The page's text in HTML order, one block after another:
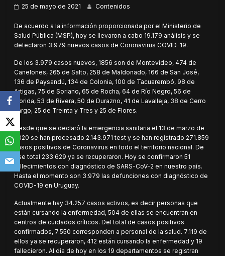
25 de mayo de 2021 Contenidos
De acuerdo a la información proporcionada por el Ministerio de
Salud Pública (MSP), hoy se llevaron a cabo 19.179 análisis y se
detectaron 3.979 nuevos casos de Coronavirus COVID-19.
De los 3.979 casos nuevos, 1856 son de Montevideo, 474 de
Canelones, 265 de Salto, 258 de Maldonado, 166 de San José,
136 de Paysandú, 134 de Colonia, 100 de Tacuarembó, 98 de
Artigas, 75 de Soriano, 65 de Rocha, 64 de Río Negro, 56 de
Florida, 53 de Rivera, 50 de Durazno, 41 de Lavalleja, 38 de Cerro
Largo, 25 de Treinta y Tres y 25 de Flores.
Desde que se declaró la emergencia sanitaria el 13 de marzo de
2020 se han procesado 2.143.971 test y se han registrado 271.859
casos positivos de Coronavirus en todo el territorio nacional. De
ese total 233.629 ya se recuperaron. Hoy se confirmaron 51
fallecimientos con diagnóstico de SARS-CoV-2 en nuestro país.
Hasta el momento son 3.979 las defunciones con diagnóstico de
COVID-19 en Uruguay.
Actualmente hay 34.257 casos activos, es decir personas que
están cursando la enfermedad, 504 de ellas se encuentran en
centros de cuidados críticos. Del total de casos positivos
confirmados, 7.550 corresponden a personal de la salud. 7.119 de
ellos ya se recuperaron, 412 están cursando la enfermedad y 19
fallecieron. Al día de hoy en los 19 departamentos se registran